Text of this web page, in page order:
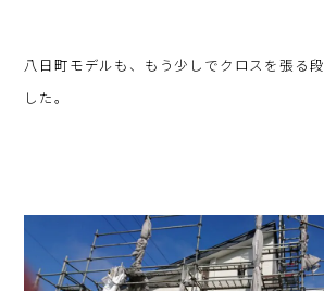
八日町モデルも、もう少しでクロスを張る
した。